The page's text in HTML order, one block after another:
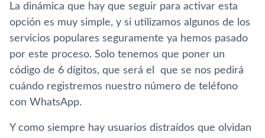
La dinámica que hay que seguir para activar esta
opción es muy simple, y si utilizamos algunos de los
servicios populares seguramente ya hemos pasado
por este proceso. Solo tenemos que poner un
código de 6 dí­gitos, que será el que se nos pedirá
cuándo registremos nuestro número de teléfono
con WhatsApp.
Y como siempre hay usuarios distraí­dos que olvidan